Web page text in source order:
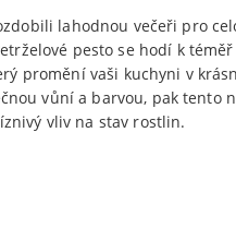
lahodnou večeři pro
pesto se hodí k
promění vaši kuchyni v
vůní a barvou, pak tento
vliv na stav rostlin.